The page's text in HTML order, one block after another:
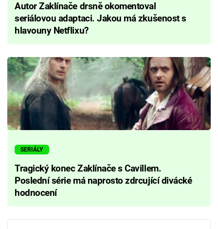
Autor Zaklínače drsně okomentoval
seriálovou adaptaci. Jakou má zkušenost s
hlavouny Netflixu?
SERIÁLY
Tragický konec Zaklínače s Cavillem.
Poslední série má naprosto zdrcující divácké
hodnocení